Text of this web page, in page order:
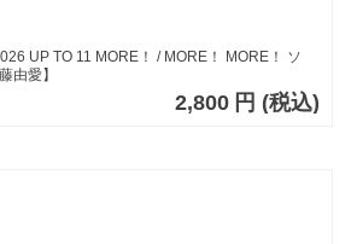
UP TO 11 MORE！ / MORE！ MORE！ ソ
由愛】
2,800 円 (税込)